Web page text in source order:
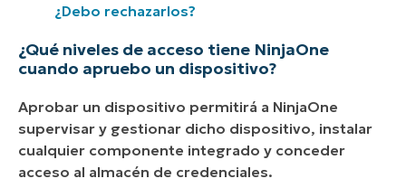
¿Debo rechazarlos?
¿Qué niveles de acceso tiene NinjaOne
cuando apruebo un dispositivo?
Aprobar un dispositivo permitirá a NinjaOne
supervisar y gestionar dicho dispositivo, instalar
cualquier componente integrado y conceder
acceso al almacén de credenciales.